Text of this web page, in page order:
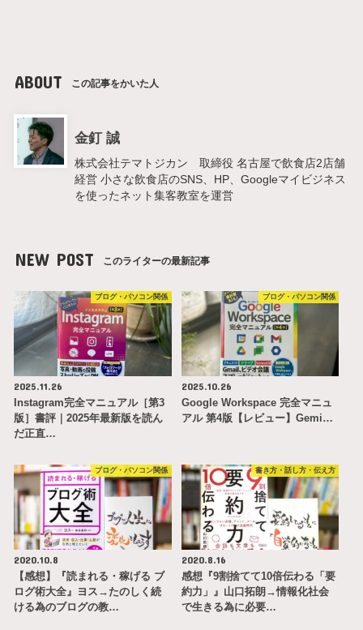
ABOUT この記事をかいた人
金釘 誠
株式会社テマトジカン 取締役 名古屋で飲食店2店舗
経営 小さな飲食店のSNS、HP、Googleマイビジネス
を使ったネット集客教室を運営
NEW POST このライターの最新記事
ブログ・パソコン関係
2025.11.26
Instagram完全マニュアル［第3
版］書評｜2025年最新版を読ん
だ正直…
ブログ・パソコン関係
2025.10.26
Google Workspace 完全マニュ
アル 第4版【レビュー】Gemi…
ブログ・パソコン関係
2020.10.8
【感想】『読まれる・稼げる ブ
ログ術大全』ヨス→たのしく続
ける為のブログの教…
書き方・話し方・伝え方
2020.8.16
感想『9割捨てて10倍伝わる「要
約力」』山口拓朗→情報化社会
で生きる為に必要…